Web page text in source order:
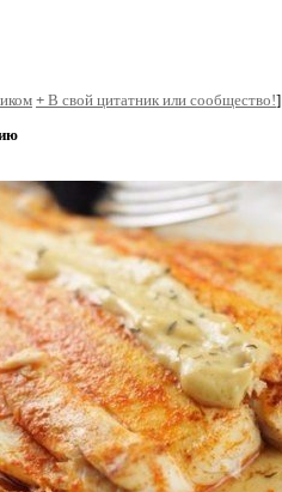
+ В свой цитатник или сообщество!]